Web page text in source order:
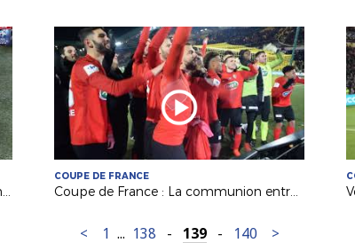
Arbitrage : un bon stage de perfectionnement pour nos Jeunes Arbitres de Ligue !
COUPE DE FRANCE
Coupe de France : La communion entre les Herbretais et leurs supporters
< 1 ... 138 - 139 - 140 >